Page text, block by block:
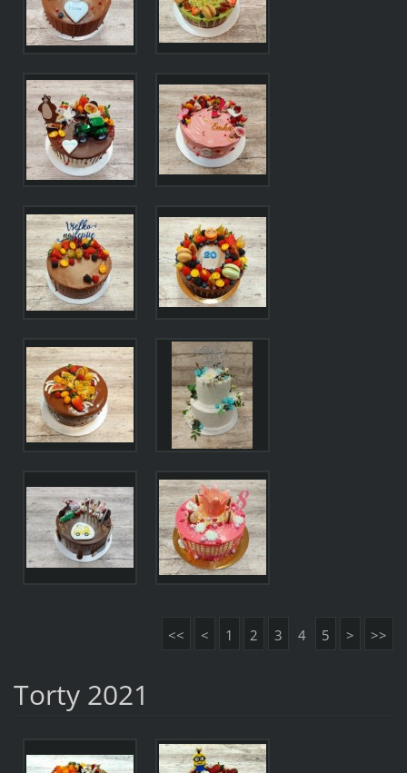
<< < 1 2 3 4 5 > >>
Torty 2021